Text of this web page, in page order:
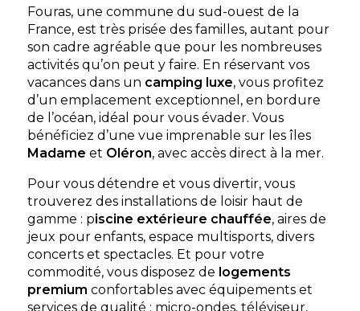
Fouras, une commune du sud-ouest de la
France, est très prisée des familles, autant pour
son cadre agréable que pour les nombreuses
activités qu’on peut y faire. En réservant vos
vacances dans un camping luxe, vous profitez
d’un emplacement exceptionnel, en bordure
de l’océan, idéal pour vous évader. Vous
bénéficiez d’une vue imprenable sur les îles
Madame et Oléron, avec accès direct à la mer.
Pour vous détendre et vous divertir, vous
trouverez des installations de loisir haut de
gamme : piscine extérieure chauffée, aires de
jeux pour enfants, espace multisports, divers
concerts et spectacles. Et pour votre
commodité, vous disposez de logements
premium confortables avec équipements et
services de qualité : micro-ondes, téléviseur,